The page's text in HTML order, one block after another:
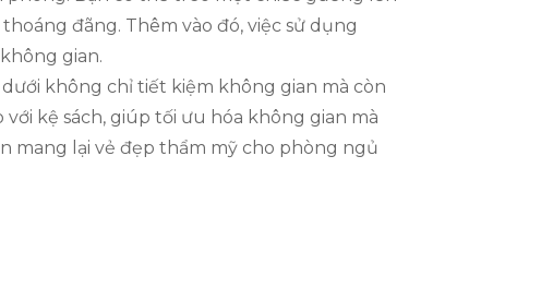
đãng. Thêm vào đó, việc sử dụng
gian.
không chỉ tiết kiệm không gian mà còn
kệ sách, giúp tối ưu hóa không gian mà
mang lại vẻ đẹp thẩm mỹ cho phòng ngủ